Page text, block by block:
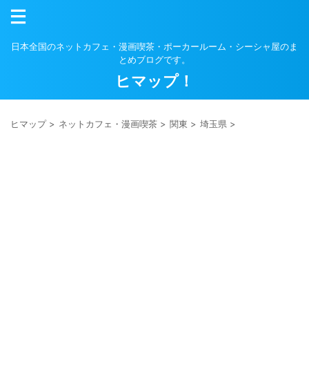
日本全国のネットカフェ・漫画喫茶・ポーカールーム・シーシャ屋のま
とめブログです。
ヒマップ！
ヒマップ> ネットカフェ・漫画喫茶 > 関東 > 埼玉県 >